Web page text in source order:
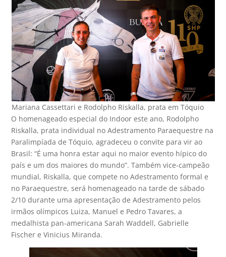
Mariana Cassettari e Rodolpho Riskalla, prata em Tóquio
O homenageado especial do Indoor este ano, Rodolpho
Riskalla, prata individual no Adestramento Paraequestre na
Paralimpíada de Tóquio, agradeceu o convite para vir ao
Brasil: “É uma honra estar aqui no maior evento hípico do
país e um dos maiores do mundo”. Também vice-campeão
mundial, Riskalla, que compete no Adestramento formal e
no Paraequestre, será homenageado na tarde de sábado
2/10 durante uma apresentação de Adestramento pelos
irmãos olímpicos Luiza, Manuel e Pedro Tavares, a
medalhista pan-americana Sarah Waddell, Gabrielle
Fischer e Vinicius Miranda.